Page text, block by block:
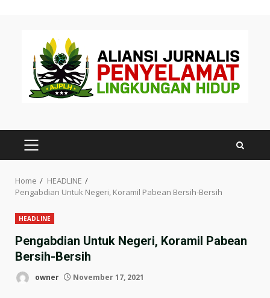
PRIMARY
Home
HEADLINE
Pengabdian Untuk Negeri, Koramil Pabean Bersih-Bersih
HEADLINE
Pengabdian Untuk Negeri, Koramil Pabean
Bersih-Bersih
owner November 17, 2021